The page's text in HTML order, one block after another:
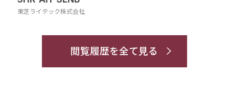
東芝ライテック株式会社
閲覧履歴を全て見る